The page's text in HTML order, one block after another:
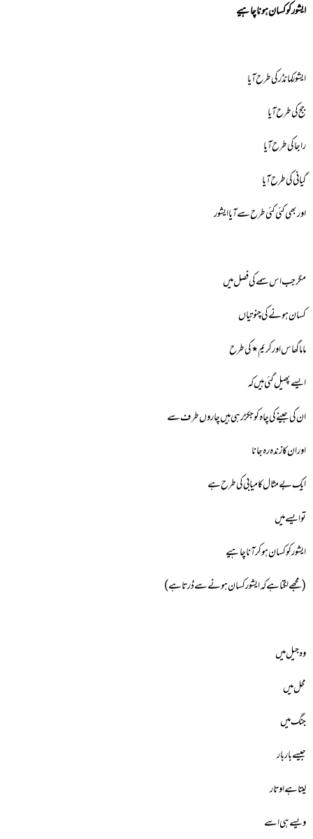
ایشور کو کسان ہونا چاہیے
ایشور کمانڈر کی طرح آیا
جج کی طرح آیا
راجا کی طرح آیا
گیانی کی طرح آیا
اور بھی کئی کئی طرح سے آیا ایشور
مگر جب اس سمے کی فصل میں
کسان ہونے کی چنوتیاں
ماما گھاس اور کریم ٭کی طرح
ایسے پھیل گئی ہیں کہ
ان کی جینے کی چاہ کو جکڑ رہی ہیں چاروں طرف سے
اور ان کا زندہ رہ جانا
ایک بے مثال کامیابی کی طرح ہے
تو ایسے میں
ایشور کو کسان ہوکر آنا چاہیے
(مجھے لگتا ہے کہ ایشور کسان ہونے سے ڈرتا ہے)
وہ جیل میں
محل میں
جنگ میں
جیسے بار بار
لیتا ہے اوتار
ویسے ہی اسے